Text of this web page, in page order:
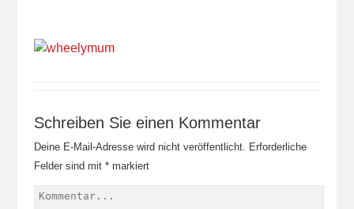
Schreiben Sie einen Kommentar
Deine E-Mail-Adresse wird nicht veröffentlicht. Erforderliche
Felder sind mit *markiert